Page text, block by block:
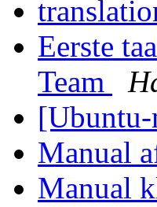
Eerste
Team
Manual
Manual